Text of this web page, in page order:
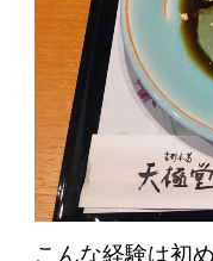
こんな経験は初